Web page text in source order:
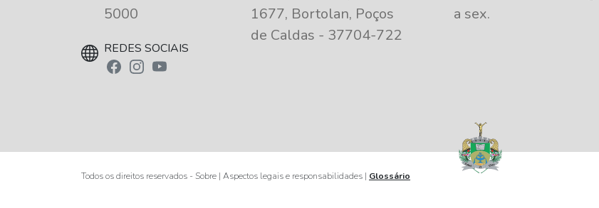
REDES SOCIAIS
5000
1677, Bortolan, Poços
de Caldas - 37704-722
a sex.
Todos os direitos reservados - Sobre | Aspectos legais e responsabilidades | Glossário